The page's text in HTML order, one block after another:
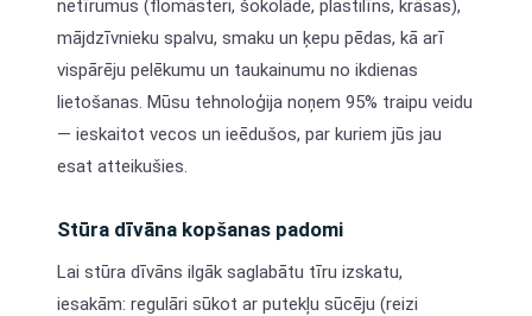
netīrumus (flomāsteri, šokolāde, plastilīns, krāsas),
mājdzīvnieku spalvu, smaku un ķepu pēdas, kā arī
vispārēju pelēkumu un taukainumu no ikdienas
lietošanas. Mūsu tehnoloģija noņem 95% traipu veidu
— ieskaitot vecos un ieēdušos, par kuriem jūs jau
esat atteikušies.
Stūra dīvāna kopšanas padomi
Lai stūra dīvāns ilgāk saglabātu tīru izskatu,
iesakām: regulāri sūkot ar putekļu sūcēju (reizi